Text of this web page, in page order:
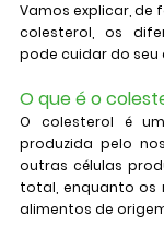
Vamos explicar, de
colesterol, os
pode cuidar do seu
O que é o
O colesterol é
produzida pelo
outras células
total, enquanto os
alimentos de